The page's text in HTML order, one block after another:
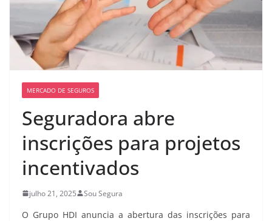
MERCADO DE SEGUROS
Seguradora abre
inscrições para projetos
incentivados
julho 21, 2025 Sou Segura
O Grupo HDI anuncia a abertura das inscrições para